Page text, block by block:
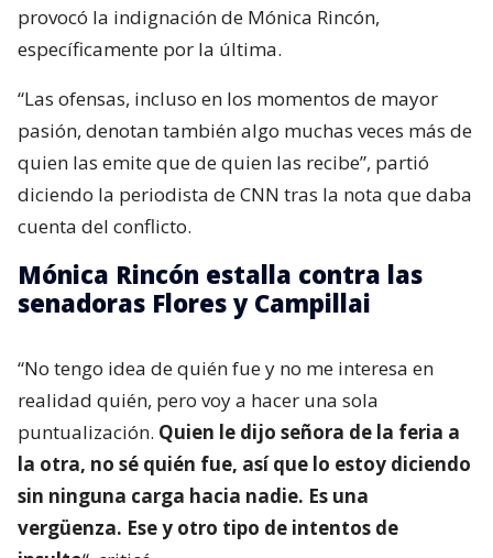
provocó la indignación de Mónica Rincón,
específicamente por la última.
“Las ofensas, incluso en los momentos de mayor
pasión, denotan también algo muchas veces más de
quien las emite que de quien las recibe”, partió
diciendo la periodista de CNN tras la nota que daba
cuenta del conflicto.
Mónica Rincón estalla contra las
senadoras Flores y Campillai
“No tengo idea de quién fue y no me interesa en
realidad quién, pero voy a hacer una sola
puntualización. Quien le dijo señora de la feria a
la otra, no sé quién fue, así que lo estoy diciendo
sin ninguna carga hacia nadie. Es una
vergüenza. Ese y otro tipo de intentos de